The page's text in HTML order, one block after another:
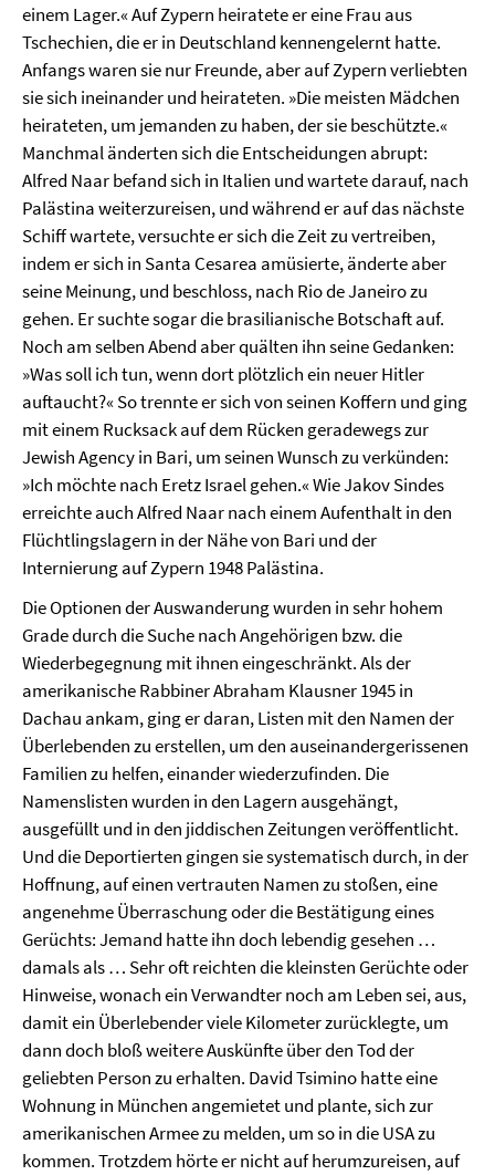
einem Lager.« Auf Zypern heiratete er eine Frau aus
Tschechien, die er in Deutschland kennengelernt hatte.
Anfangs waren sie nur Freunde, aber auf Zypern verliebten
sie sich ineinander und heirateten. »Die meisten Mädchen
heirateten, um jemanden zu haben, der sie beschützte.«
Manchmal änderten sich die Entscheidungen abrupt:
Alfred Naar befand sich in Italien und wartete darauf, nach
Palästina weiterzureisen, und während er auf das nächste
Schiff wartete, versuchte er sich die Zeit zu vertreiben,
indem er sich in Santa Cesarea amüsierte, änderte aber
seine Meinung, und beschloss, nach Rio de Janeiro zu
gehen. Er suchte sogar die brasilianische Botschaft auf.
Noch am selben Abend aber quälten ihn seine Gedanken:
»Was soll ich tun, wenn dort plötzlich ein neuer Hitler
auftaucht?« So trennte er sich von seinen Koffern und ging
mit einem Rucksack auf dem Rücken geradewegs zur
Jewish Agency in Bari, um seinen Wunsch zu verkünden:
»Ich möchte nach Eretz Israel gehen.« Wie Jakov Sindes
erreichte auch Alfred Naar nach einem Aufenthalt in den
Flüchtlingslagern in der Nähe von Bari und der
Internierung auf Zypern 1948 Palästina.
Die Optionen der Auswanderung wurden in sehr hohem
Grade durch die Suche nach Angehörigen bzw. die
Wiederbegegnung mit ihnen eingeschränkt. Als der
amerikanische Rabbiner Abraham Klausner 1945 in
Dachau ankam, ging er daran, Listen mit den Namen der
Überlebenden zu erstellen, um den auseinandergerissenen
Familien zu helfen, einander wiederzufinden. Die
Namenslisten wurden in den Lagern ausgehängt,
ausgefüllt und in den jiddischen Zeitungen veröffentlicht.
Und die Deportierten gingen sie systematisch durch, in der
Hoffnung, auf einen vertrauten Namen zu stoßen, eine
angenehme Überraschung oder die Bestätigung eines
Gerüchts: Jemand hatte ihn doch lebendig gesehen …
damals als … Sehr oft reichten die kleinsten Gerüchte oder
Hinweise, wonach ein Verwandter noch am Leben sei, aus,
damit ein Überlebender viele Kilometer zurücklegte, um
dann doch bloß weitere Auskünfte über den Tod der
geliebten Person zu erhalten. David Tsimino hatte eine
Wohnung in München angemietet und plante, sich zur
amerikanischen Armee zu melden, um so in die USA zu
kommen. Trotzdem hörte er nicht auf herumzureisen, auf